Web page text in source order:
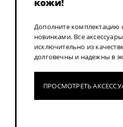
кожи!
Дополните комплектацию
новинками. Все
исключительно из
долговечны и надежны в
ПРОСМОТРЕТЬ